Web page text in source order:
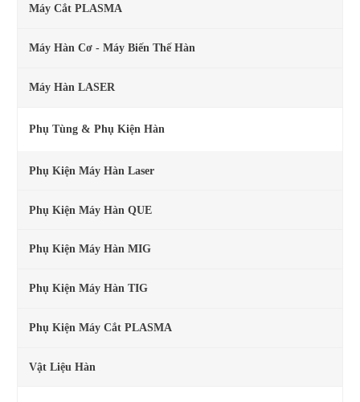
Máy Cắt PLASMA
Máy Hàn Cơ - Máy Biến Thế Hàn
Máy Hàn LASER
Phụ Tùng & Phụ Kiện Hàn
Phụ Kiện Máy Hàn Laser
Phụ Kiện Máy Hàn QUE
Phụ Kiện Máy Hàn MIG
Phụ Kiện Máy Hàn TIG
Phụ Kiện Máy Cắt PLASMA
Vật Liệu Hàn